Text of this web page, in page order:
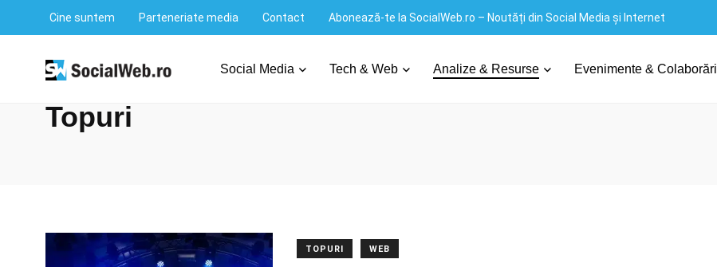
Cine suntem Parteneriate media Contact Abonează-te la SocialWeb.ro – Noutăți din Social Media și Internet
Social Media Tech & Web Analize & Resurse Evenimente & Colaborări
SocialWeb.ro Topuri
Topuri
TOPURI WEB